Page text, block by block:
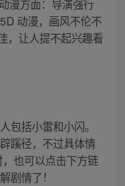
漫方面：导演强行
动漫，画风不伦不
，让人提不起兴趣看
包括小雷和小闪。
蹊径，不过具体情
也可以点击下方链
剧情了！